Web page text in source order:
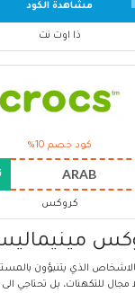
مشاهدة الكود
ذا اوت نت
كود خصم 10%
ARAB
كروكس
بالاشخاص الذي يتنبؤون
مجال للتكهنات، بل تحتاجي